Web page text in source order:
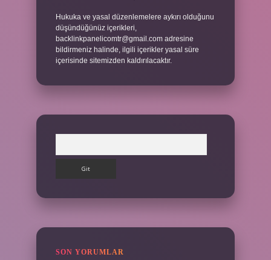
Hukuka ve yasal düzenlemelere aykırı olduğunu
düşündüğünüz içerikleri,
backlinkpanelicomtr@gmail.com adresine
bildirmeniz halinde, ilgili içerikler yasal süre
içerisinde sitemizden kaldırılacaktır.
SON YORUMLAR